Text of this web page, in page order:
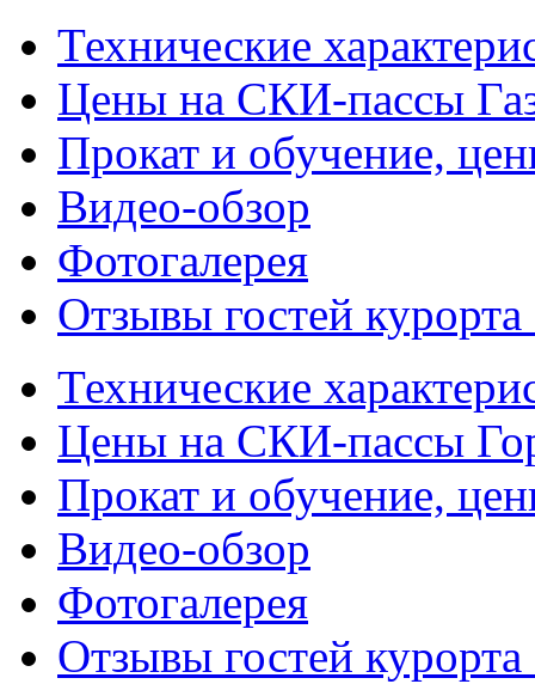
Технические
Цены на СКИ-пассы
Прокат и обучение,
Видео-обзор
Фотогалерея
Отзывы гостей
Технические
Цены на СКИ-пассы
Прокат и обучение,
Видео-обзор
Фотогалерея
Отзывы гостей